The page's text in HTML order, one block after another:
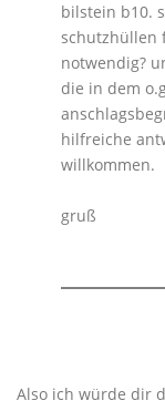
bilstein b10.
schutzhüllen
notwendig?
die in dem
hilfreiche
willkommen.
gruß
Also ich würde dir